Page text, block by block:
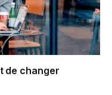
de changer